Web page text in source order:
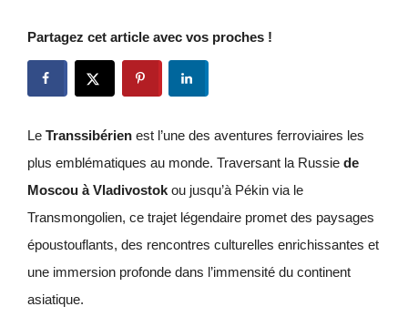
Partagez cet article avec vos proches !
Le Transsibérien est l’une des aventures ferroviaires les
plus emblématiques au monde. Traversant la Russie de
Moscou à Vladivostok ou jusqu’à Pékin via le
Transmongolien, ce trajet légendaire promet des paysages
époustouflants, des rencontres culturelles enrichissantes et
une immersion profonde dans l’immensité du continent
asiatique.